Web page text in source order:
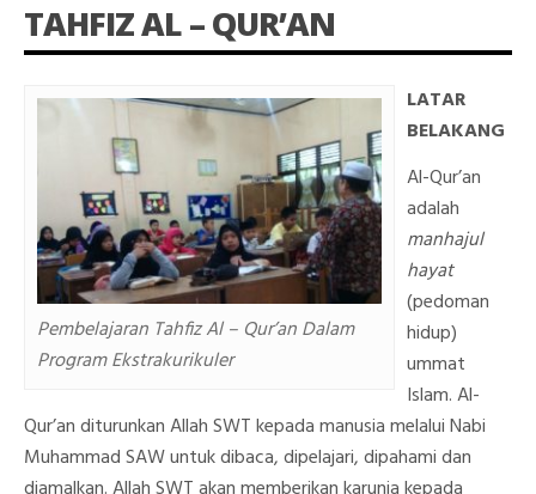
TAHFIZ AL – QUR’AN
Pembelajaran Tahfiz Al – Qur’an Dalam
Program Ekstrakurikuler
LATAR
BELAKANG
Al-Qur’an
adalah
manhajul
hayat
(pedoman
hidup)
ummat
Islam. Al-
Qur’an diturunkan Allah SWT kepada manusia melalui Nabi
Muhammad SAW untuk dibaca, dipelajari, dipahami dan